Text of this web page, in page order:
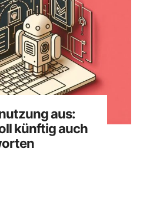
aus:
künftig auch